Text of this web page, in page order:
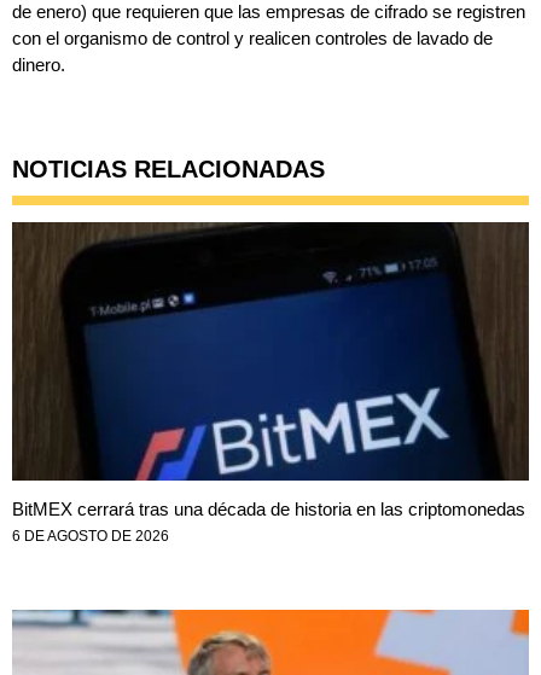
de enero) que requieren que las empresas de cifrado se registren
con el organismo de control y realicen controles de lavado de
dinero.
NOTICIAS RELACIONADAS
BitMEX cerrará tras una década de historia en las criptomonedas
6 DE AGOSTO DE 2026